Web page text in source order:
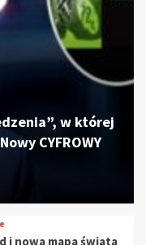
w której
CYFROWY
i nowa mapa świata